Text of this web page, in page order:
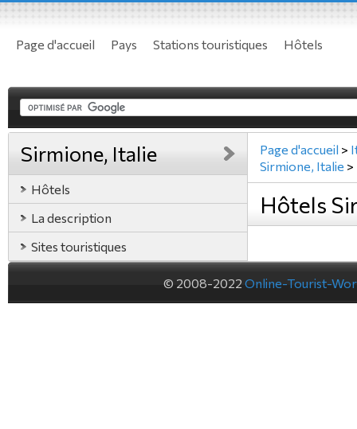
Page d'accueil Pays Stations touristiques Hôtels
Sirmione, Italie
Hôtels
La description
Sites touristiques
Page d'accueil >
Sirmione, Italie >
Hôtels
© 2008-2022 Online-Tourist-